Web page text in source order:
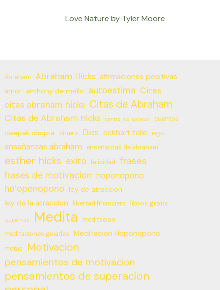
Love Nature by Tyler Moore
Abraham Abraham Hicks afirmaciones positivas
amor anthony de mello autoestima Citas
citas abraham hicks Citas de Abraham
Citas de Abraham Hicks control del estress cuentos
deepak chopra dinero Dios eckhart tolle ego
enseñanzas abraham enseñanzas de abraham
esther hicks exito felicidad frases
frases de motivacion hoponopono
ho’oponopono ley de atraccion
ley de la atraccion libertad financiera libros gratis
louise hay Medita
meditacion
meditaciones guiadas
Meditacion Hoponopono
metas Motivacion
pensamientos de motivacion
pensamientos de superacion